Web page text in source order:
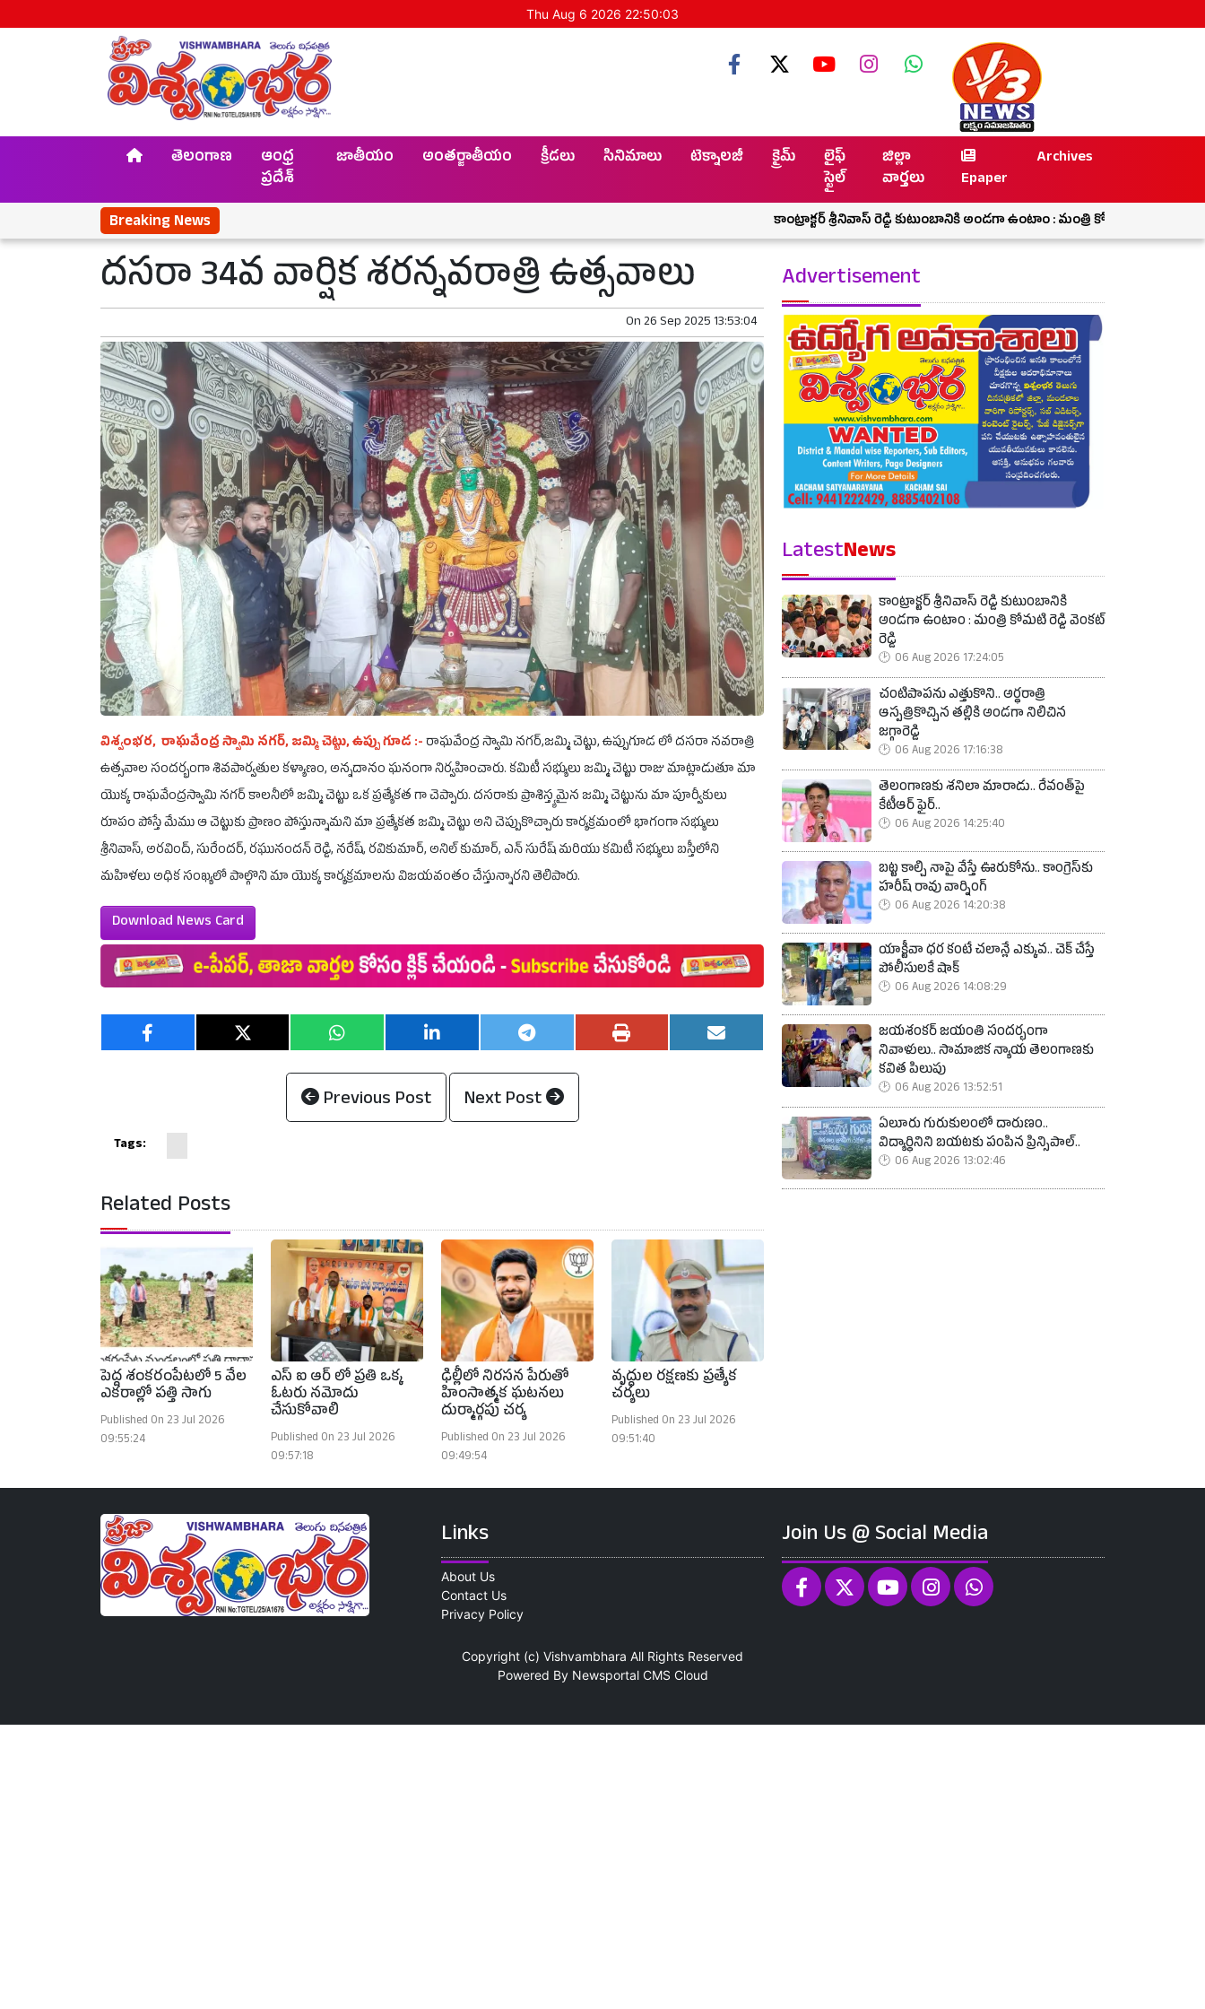
Thu Aug 6 2026 22:50:04
తెలంగాణ
ఆంధ్ర
ప్రదేశ్
జాతీయం అంతర్జాతీయం క్రీడలు సినిమాలు టెక్నాలజీ క్రైమ్
లైఫ్
స్టైల్
జిల్లా
వార్తలు
Epaper
Archives
Breaking News కాంట్రాక్టర్ శ్రీనివాస్ రెడ్డి కుటుంబానికి అండగా ఉంటాం : మంత్రి కోమటి రెడ్డి వెంకట్ రెడ్డి
దసరా 34వ వార్షిక శరన్నవరాత్రి ఉత్సవాలు
On26 Sep 2025 13:53:04
విశ్వంభర, రాఘవేంద్ర స్వామి నగర్, జమ్మి చెట్టు, ఉప్పు గూడ :-రాఘవేంద్ర స్వామి నగర్,జమ్మి చెట్టు, ఉప్పుగూడ లో దసరా నవరాత్రి
ఉత్సవాల సందర్భంగా శివపార్వతుల కళ్యాణం, అన్నదానం ఘనంగా నిర్వహించారు. కమిటీ సభ్యులు జమ్మి చెట్టు రాజు మాట్లాడుతూ మా
యొక్క రాఘవేంద్రస్వామి నగర్ కాలనీలో జమ్మి చెట్టు ఒక ప్రత్యేకత గా చెప్పారు. దసరాకు ప్రాశిస్త్యమైన జమ్మి చెట్టును మా పూర్వీకులు
రూపం పోస్తే మేము ఆ చెట్టుకు ప్రాణం పోస్తున్నామని మా ప్రత్యేకత జమ్మి చెట్టు అని చెప్పుకొచ్చారు కార్యక్రమంలో భాగంగా సభ్యులు
శ్రీనివాస్, అరవింద్, సురేందర్, రఘునందన్ రెడ్డి, నరేష్, రవికుమార్, అనిల్ కుమార్, ఎన్ సురేష్ మరియు కమిటీ సభ్యులు బస్తీలోని
మహిళలు అధిక సంఖ్యలో పాల్గొని మా యొక్క కార్యక్రమాలను విజయవంతం చేస్తున్నారని తెలిపారు.
Download News Card
Previous Post Next Post
Tags:
Related Posts
పెద్ద శంకరంపేటలో 5 వేల
ఎకరాల్లో పత్తి సాగు
Published On 23 Jul 2026
09:55:24
ఎస్ ఐ ఆర్ లో ప్రతి ఒక్క
ఓటరు నమోదు
చేసుకోవాలి
Published On 23 Jul 2026
09:57:18
ఢిల్లీలో నిరసన పేరుతో
హింసాత్మక ఘటనలు
దుర్మార్గపు చర్య
Published On 23 Jul 2026
09:49:54
వృద్ధుల రక్షణకు ప్రత్యేక
చర్యలు
Published On 23 Jul 2026
09:51:40
Advertisement
LatestNews
కాంట్రాక్టర్ శ్రీనివాస్ రెడ్డి కుటుంబానికి
అండగా ఉంటాం : మంత్రి కోమటి రెడ్డి వెంకట్
రెడ్డి
06 Aug 2026 17:24:05
చంటిపాపను ఎత్తుకొని.. అర్ధరాత్రి
ఆస్పత్రికొచ్చిన తల్లికి అండగా నిలిచిన
జగ్గారెడ్డి
06 Aug 2026 17:16:38
తెలంగాణకు శనిలా మారాడు.. రేవంత్‌పై
కేటీఆర్ ఫైర్..
06 Aug 2026 14:25:40
బట్ట కాల్చి నాపై వేస్తే ఊరుకోను.. కాంగ్రెస్‌కు
హరీష్ రావు వార్నింగ్
06 Aug 2026 14:20:38
యాక్టీవా ధర కంటే చలాన్లే ఎక్కువ.. చెక్ చేస్తే
పోలీసులకే షాక్
06 Aug 2026 14:08:29
జయశంకర్ జయంతి సందర్భంగా
నివాళులు.. సామాజిక న్యాయ తెలంగాణకు
కవిత పిలుపు
06 Aug 2026 13:52:51
ఏలూరు గురుకులంలో దారుణం..
విద్యార్థినిని బయటకు పంపిన ప్రిన్సిపాల్..
06 Aug 2026 13:02:46
Links
About Us
Contact Us
Privacy Policy
Join Us @ Social Media
Copyright (c) Vishvambhara All Rights Reserved
Powered By Newsportal CMS Cloud